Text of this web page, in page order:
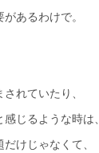
あるわけで。
れていたり、
じるような時は、
けじゃなくて、